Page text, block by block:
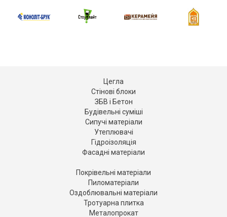
Цегла
Стінові блоки
ЗБВ і Бетон
Будівельні суміші
Сипучі матеріали
Утеплювачі
Гідроізоляція
Фасадні матеріали
Покрівельні матеріали
Пиломатеріали
Оздоблювальні матеріали
Тротуарна плитка
Металопрокат